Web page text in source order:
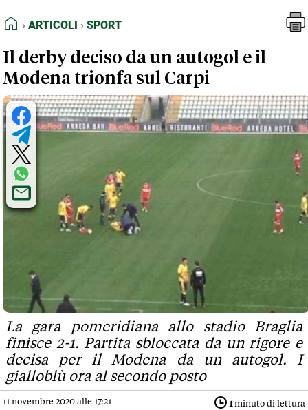
FEED RSS
NORMATIVE DEONTOLOGICHE
TERMINI e CONDIZIONI
HOME
ARTICOLI SPORT
Il derby deciso da un autogol e il
Modena trionfa sul Carpi
La gara pomeridiana allo stadio Braglia
finisce 2-1. Partita sbloccata da un rigore e
decisa per il Modena da un autogol. I
gialloblù ora al secondo posto
11 novembre 2020 alle 17:21 1 minuto di lettura